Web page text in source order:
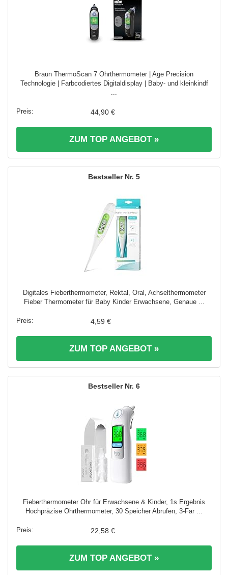
Braun ThermoScan 7 Ohrthermometer | Age Precision
Technologie | Farbcodiertes Digitaldisplay | Baby- und kleinkindf
44,90 €
ZUM TOP ANGEBOT »
5
Digitales Fieberthermometer, Rektal, Oral, Achselthermometer
Fieber Thermometer für Baby Kinder Erwachsene, Genaue ...
4,59 €
ZUM TOP ANGEBOT »
6
Fieberthermometer Ohr für Erwachsene & Kinder, 1s Ergebnis
Hochpräzise Ohrthermometer, 30 Speicher Abrufen, 3-Far ...
22,58 €
ZUM TOP ANGEBOT »